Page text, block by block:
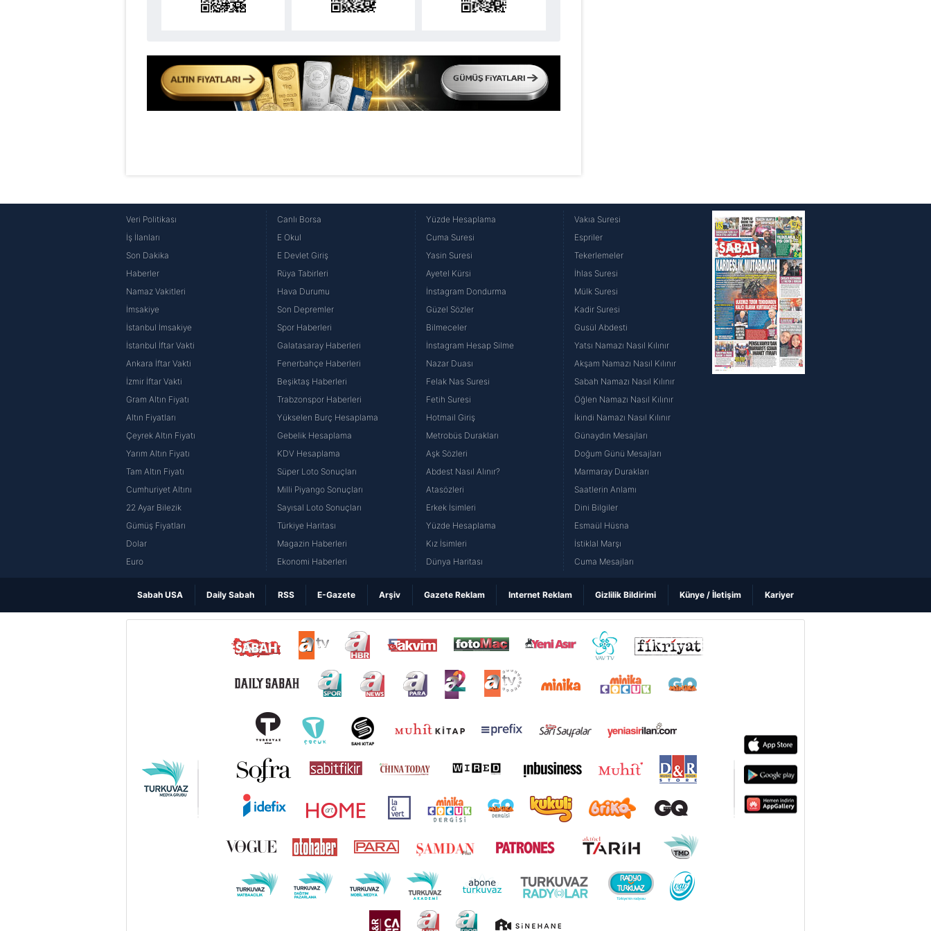
Veri Politikası
İş İlanları
Son Dakika
Haberler
Namaz Vakitleri
İmsakiye
İstanbul İmsakiye
İstanbul İftar Vakti
Ankara İftar Vakti
İzmir İftar Vakti
Gram Altın Fiyatı
Altın Fiyatları
Çeyrek Altın Fiyatı
Yarım Altın Fiyatı
Tam Altın Fiyatı
Cumhuriyet Altını
22 Ayar Bilezik
Gümüş Fiyatları
Dolar
Euro
Canlı Borsa
E Okul
E Devlet Giriş
Rüya Tabirleri
Hava Durumu
Son Depremler
Spor Haberleri
Galatasaray Haberleri
Fenerbahçe Haberleri
Beşiktaş Haberleri
Trabzonspor Haberleri
Yükselen Burç Hesaplama
Gebelik Hesaplama
KDV Hesaplama
Süper Loto Sonuçları
Milli Piyango Sonuçları
Sayısal Loto Sonuçları
Türkiye Haritası
Magazin Haberleri
Ekonomi Haberleri
Yüzde Hesaplama
Cuma Suresi
Yasin Suresi
Ayetel Kürsi
İnstagram Dondurma
Güzel Sözler
Bilmeceler
İnstagram Hesap Silme
Nazar Duası
Felak Nas Suresi
Fetih Suresi
Hotmail Giriş
Metrobüs Durakları
Aşk Sözleri
Abdest Nasıl Alınır?
Atasözleri
Erkek İsimleri
Yüzde Hesaplama
Kız İsimleri
Dünya Haritası
Vakıa Suresi
Espriler
Tekerlemeler
İhlas Suresi
Mülk Suresi
Kadir Suresi
Gusül Abdesti
Yatsı Namazı Nasıl Kılınır
Akşam Namazı Nasıl Kılınır
Sabah Namazı Nasıl Kılınır
Öğlen Namazı Nasıl Kılınır
İkindi Namazı Nasıl Kılınır
Günaydın Mesajları
Doğum Günü Mesajları
Marmaray Durakları
Saatlerin Anlamı
Dini Bilgiler
Esmaül Hüsna
İstiklal Marşı
Cuma Mesajları
Sabah USA Daily Sabah RSS E-Gazete Arşiv Gazete Reklam Internet Reklam Gizlilik Bildirimi Künye / İletişim Kariyer